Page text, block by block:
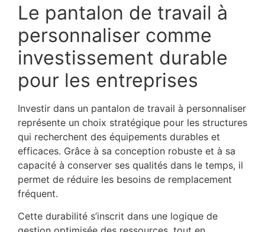
Le pantalon de travail à
personnaliser comme
investissement durable
pour les entreprises
Investir dans un pantalon de travail à personnaliser
représente un choix stratégique pour les structures
qui recherchent des équipements durables et
efficaces. Grâce à sa conception robuste et à sa
capacité à conserver ses qualités dans le temps, il
permet de réduire les besoins de remplacement
fréquent.
Cette durabilité s’inscrit dans une logique de